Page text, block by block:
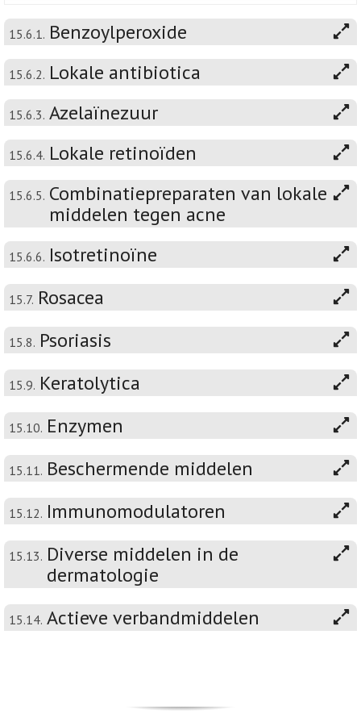
15.6.1. Benzoylperoxide
15.6.2. Lokale antibiotica
15.6.3. Azelaïnezuur
15.6.4. Lokale retinoïden
15.6.5. Combinatiepreparaten van lokale
middelen tegen acne
15.6.6. Isotretinoïne
15.7. Rosacea
15.8. Psoriasis
15.9. Keratolytica
15.10. Enzymen
15.11. Beschermende middelen
15.12. Immunomodulatoren
15.13. Diverse middelen in de
dermatologie
15.14. Actieve verbandmiddelen